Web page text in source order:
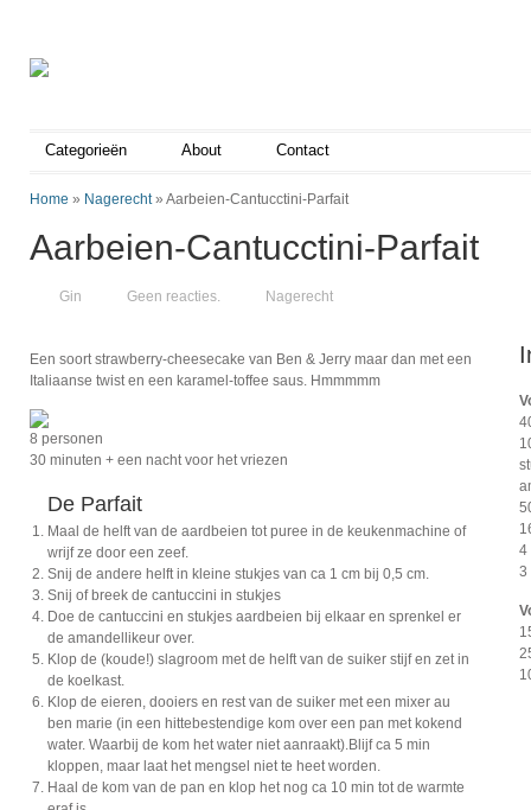
Categorieën About Contact
Home » Nagerecht» Aarbeien-Cantucctini-Parfait
Aarbeien-Cantucctini-Parfait
Gin Geen reacties. Nagerecht
Een soort strawberry-cheesecake van Ben & Jerry maar dan met een
Italiaanse twist en een karamel-toffee saus. Hmmmmm
8 personen
30 minuten + een nacht voor het vriezen
De Parfait
Maal de helft van de aardbeien tot puree in de keukenmachine of
wrijf ze door een zeef.
Snij de andere helft in kleine stukjes van ca 1 cm bij 0,5 cm.
Snij of breek de cantuccini in stukjes
Doe de cantuccini en stukjes aardbeien bij elkaar en sprenkel er
de amandellikeur over.
Klop de (koude!) slagroom met de helft van de suiker stijf en zet in
de koelkast.
Klop de eieren, dooiers en rest van de suiker met een mixer au
ben marie (in een hittebestendige kom over een pan met kokend
water. Waarbij de kom het water niet aanraakt).Blijf ca 5 min
kloppen, maar laat het mengsel niet te heet worden.
Haal de kom van de pan en klop het nog ca 10 min tot de warmte
4
3